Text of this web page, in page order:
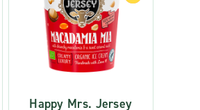
Happy Mrs. Jersey